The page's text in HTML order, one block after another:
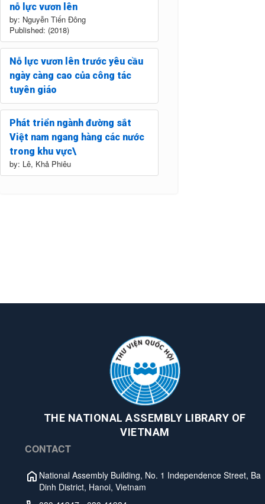
nỗ lực vươn lên
by: Nguyễn Tiến Đông
Published: (2018)
Nỗ lực vươn lên trước yêu cầu
ngày càng cao của công tác
tuyên giáo
Phát triển ngành đường sắt
Việt nam ngang hàng các nước
trong khu vực\
by: Lê, Khả Phiêu
THE NATIONAL ASSEMBLY LIBRARY OF
VIETNAM
CONTACT
National Assembly Building, No. 1 Independence Street, Ba
Dinh District, Hanoi, Vietnam